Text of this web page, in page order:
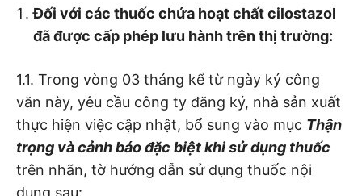
Đối với các thuốc chứa hoạt chất cilostazol
đã được cấp phép lưu hành trên thị trường:
1.1. Trong vòng 03 tháng kể từ ngày ký công
văn này, yêu cầu công ty đăng ký, nhà sản xuất
thực hiện việc cập nhật, bổ sung vào mục Thận
trọng và cảnh báo đặc biệt khi sử dụng thuốc
trên nhãn, tờ hướng dẫn sử dụng thuốc nội